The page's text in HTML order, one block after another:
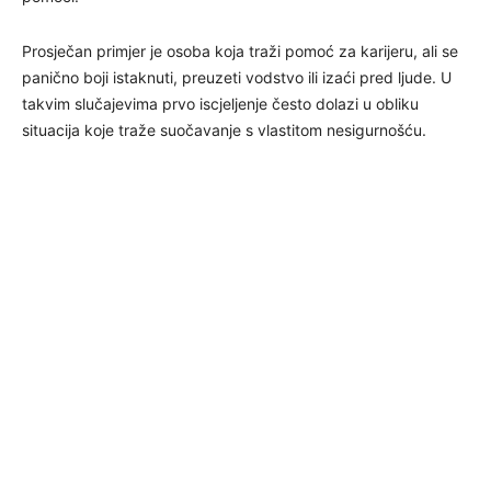
Prosječan primjer je osoba koja traži pomoć za karijeru, ali se
panično boji istaknuti, preuzeti vodstvo ili izaći pred ljude. U
takvim slučajevima prvo iscjeljenje često dolazi u obliku
situacija koje traže suočavanje s vlastitom nesigurnošću.